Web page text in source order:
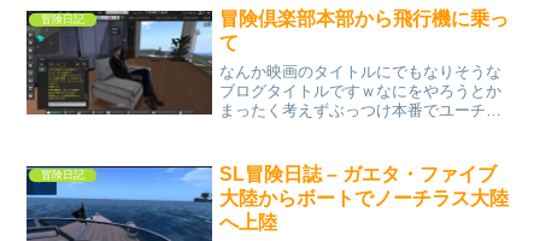
も自分で確認のために観た回数。再生回
数を稼ぐには脱ぐしかない...
冒険日記
冒険倶楽部本部から飛行機に乗っ
て
なんか映画のタイトルにでもなりそうな
ブログタイトルですｗなにをやろうとか
まったく考えずぶっつけ本番でユーチュ
冒険日記
SL冒険日誌 – ガエタ・ファイブ
大陸からボートでノーチラス大陸
へ上陸